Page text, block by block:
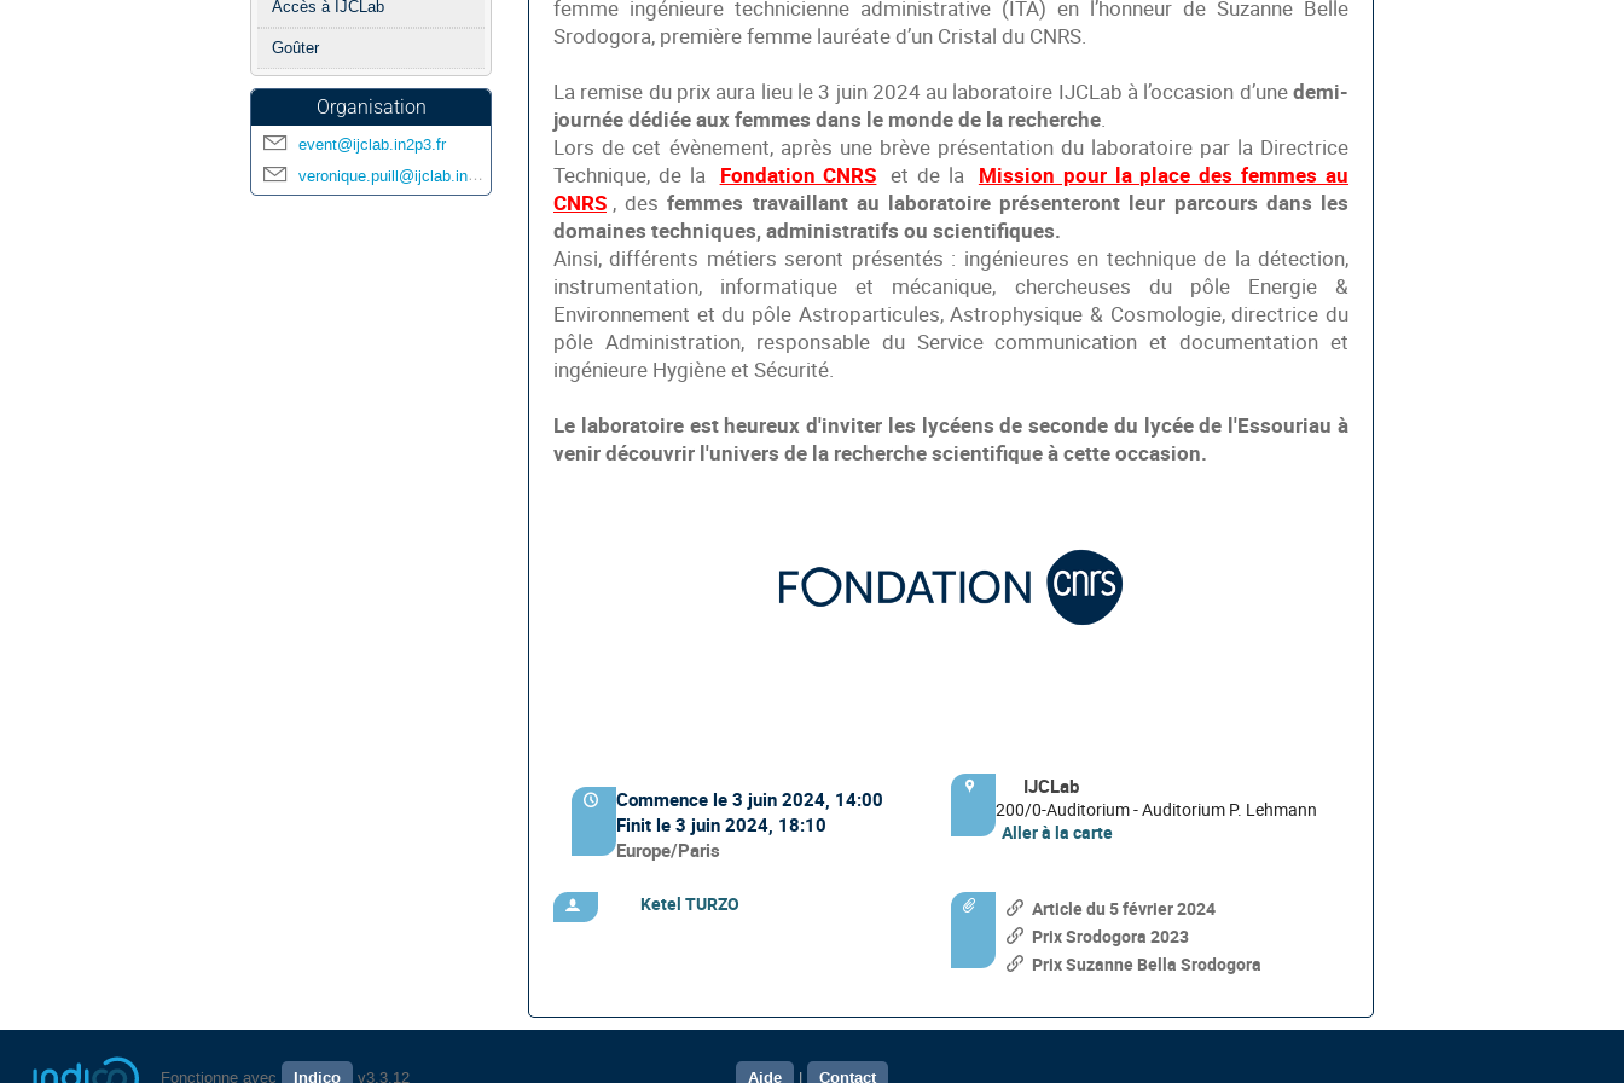
Accès à IJCLab
Goûter
Organisation
event@ijclab.in2p3.fr
veronique.puill@ijclab.in2p3.fr
femme ingénieure technicienne administrative (ITA) en l’honneur de Suzanne Belle
Srodogora, première femme lauréate d’un Cristal du CNRS.
La remise du prix aura lieu le 3 juin 2024 au laboratoire IJCLab à l’occasion d’unedemi-
journée dédiée aux femmes dans le monde de la recherche.
Lors de cet évènement, après une brève présentation du laboratoire par la Directrice
Technique, de la Fondation CNRS et de la Mission pour la place des femmes au
CNRS , desfemmes travaillant au laboratoire présenteront leur parcours dans les
domaines techniques, administratifs ou scientifiques.
Ainsi, différents métiers seront présentés : ingénieures en technique de la détection,
instrumentation, informatique et mécanique, chercheuses du pôle Energie &
Environnement et du pôle Astroparticules, Astrophysique & Cosmologie, directrice du
pôle Administration, responsable du Service communication et documentation et
ingénieure Hygiène et Sécurité.
Le laboratoire est heureux d'inviter les lycéens de seconde du lycée de l'Essouriau à
venir découvrir l'univers de la recherche scientifique à cette occasion.
de
conférence
Date/Heure
Commence le 3 juin 2024, 14:00
Finit le 3 juin 2024, 18:10
Toutes
horaires
Europe/Paris
IJCLab
200/0-Auditorium - Auditorium P. Lehmann
Aller à la carte
Présidents
de
Ketel TURZO DocumentsArticle du 5 février 2024
Prix Srodogora 2023
Prix Suzanne Bella Srodogora
Fonctionne avec v3.3.12